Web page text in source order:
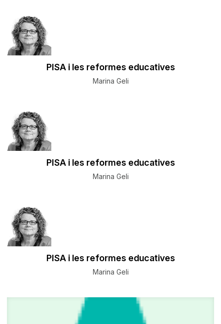
PISA i les reformes educatives
Marina Geli
PISA i les reformes educatives
Marina Geli
PISA i les reformes educatives
Marina Geli